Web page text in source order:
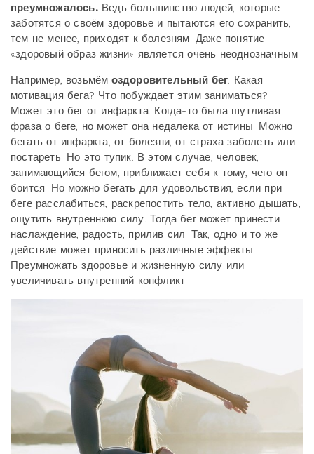
преумножалось.Ведь большинство людей, которые
заботятся о своём здоровье и пытаются его сохранить,
тем не менее, приходят к болезням. Даже понятие
«здоровый образ жизни» является очень неоднозначным.
Например, возьмём оздоровительный бег. Какая
мотивация бега? Что побуждает этим заниматься?
Может это бег от инфаркта. Когда-то была шутливая
фраза о беге, но может она недалека от истины. Можно
бегать от инфаркта, от болезни, от страха заболеть или
постареть. Но это тупик. В этом случае, человек,
занимающийся бегом, приближает себя к тому, чего он
боится. Но можно бегать для удовольствия, если при
беге расслабиться, раскрепостить тело, активно дышать,
ощутить внутреннюю силу. Тогда бег может принести
наслаждение, радость, прилив сил. Так, одно и то же
действие может приносить различные эффекты.
Преумножать здоровье и жизненную силу или
увеличивать внутренний конфликт.